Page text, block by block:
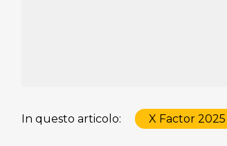
In questo articolo: X Factor 2025